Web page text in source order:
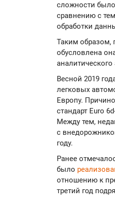
сложности
сравнению с
обработки
Таким образом,
обусловлена
аналитического
Весной 2019
легковых
Европу.
стандарт Euro
Между тем,
с
году.
Ранее
было
отношению к
третий год